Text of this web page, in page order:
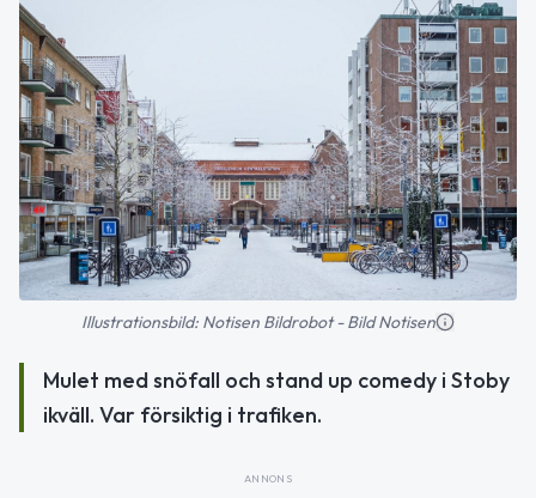
Illustrationsbild: Notisen Bildrobot - Bild Notisen
Mulet med snöfall och stand up comedy i Stoby
ikväll. Var försiktig i trafiken.
ANNONS